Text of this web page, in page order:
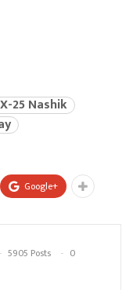
25 Nashik
Google+
5905 Posts
0